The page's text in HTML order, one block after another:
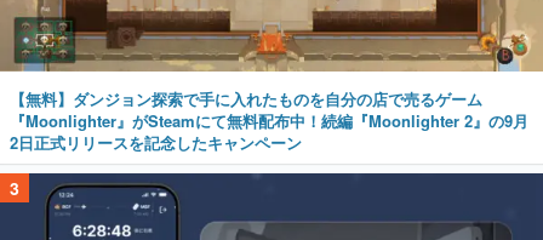
【無料】ダンジョン探索で手に入れたものを自分の店で売るゲーム
『Moonlighter』がSteamにて無料配布中！続編『Moonlighter 2』の9月
2日正式リリースを記念したキャンペーン
3